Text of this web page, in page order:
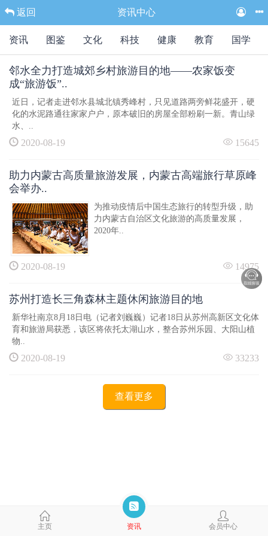
返回 资讯中心
资讯 图鉴 文化 科技 健康 教育 国学
邻水全力打造城郊乡村旅游目的地——农家饭变
成“旅游饭”..
近日，记者走进邻水县城北镇秀峰村，只见道路两旁鲜花盛开，硬
化的水泥路通往家家户户，原本破旧的房屋全部粉刷一新。青山绿
水、..
2020-08-19 15645
助力内蒙古高质量旅游发展，内蒙古高端旅行草原峰
会举办..
为推动疫情后中国生态旅行的转型升级，助
力内蒙古自治区文化旅游的高质量发展，
2020年..
2020-08-19 14975
苏州打造长三角森林主题休闲旅游目的地
新华社南京8月18日电（记者刘巍巍）记者18日从苏州高新区文化体
育和旅游局获悉，该区将依托太湖山水，整合苏州乐园、大阳山植
物..
2020-08-19 33233
查看更多
主页 资讯 会员中心